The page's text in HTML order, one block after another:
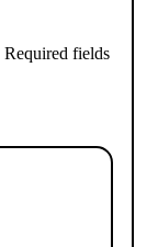
Required fields